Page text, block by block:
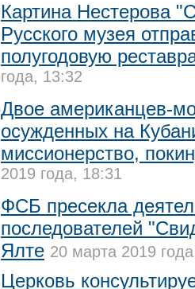
Картина Нестерова
Русского музея
полугодовую
года, 13:32
Двое американцев-
осужденных на
миссионерство,
2019 года, 18:31
ФСБ пресекла
последователей
Ялте 20 марта 2019
Церковь